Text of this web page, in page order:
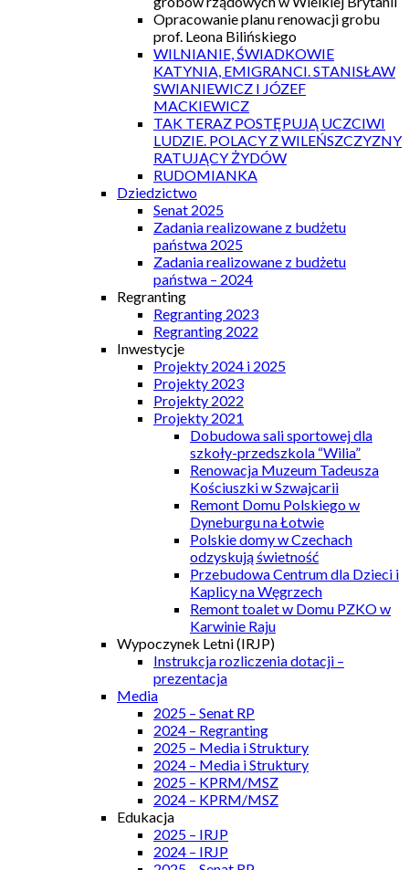
Opracowanie planu renowacji grobu
prof. Leona Bilińskiego
WILNIANIE, ŚWIADKOWIE
KATYNIA, EMIGRANCI. STANISŁAW
SWIANIEWICZ I JÓZEF
MACKIEWICZ
TAK TERAZ POSTĘPUJĄ UCZCIWI
LUDZIE. POLACY Z WILEŃSZCZYZNY
RATUJĄCY ŻYDÓW
RUDOMIANKA
Dziedzictwo
Senat 2025
Zadania realizowane z budżetu
państwa 2025
Zadania realizowane z budżetu
państwa – 2024
Regranting
Regranting 2023
Regranting 2022
Inwestycje
Projekty 2024 i 2025
Projekty 2023
Projekty 2022
Projekty 2021
Dobudowa sali sportowej dla
szkoły-przedszkola “Wilia”
Renowacja Muzeum Tadeusza
Kościuszki w Szwajcarii
Remont Domu Polskiego w
Dyneburgu na Łotwie
Polskie domy w Czechach
odzyskują świetność
Przebudowa Centrum dla Dzieci i
Kaplicy na Węgrzech
Remont toalet w Domu PZKO w
Karwinie Raju
Wypoczynek Letni (IRJP)
Instrukcja rozliczenia dotacji –
prezentacja
Media
2025 – Senat RP
2024 – Regranting
2025 – Media i Struktury
2024 – Media i Struktury
2025 – KPRM/MSZ
2024 – KPRM/MSZ
Edukacja
2025 – IRJP
2024 – IRJP